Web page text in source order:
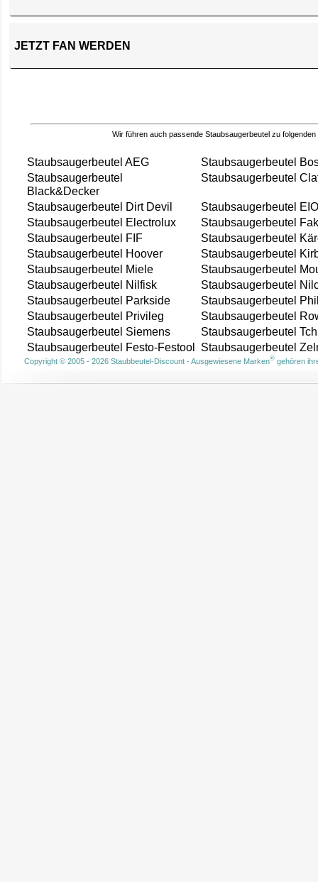
JETZT FAN WERDEN
Wir führen auch passende Staubsaugerbeutel zu folgenden
Staubsaugerbeutel AEG
Staubsaugerbeutel
Staubsaugerbeutel
Black&Decker
Staubsaugerbeutel
Staubsaugerbeutel Dirt Devil
Staubsaugerbeutel
Staubsaugerbeutel Electrolux
Staubsaugerbeutel
Staubsaugerbeutel FIF
Staubsaugerbeutel
Staubsaugerbeutel Hoover
Staubsaugerbeutel
Staubsaugerbeutel Miele
Staubsaugerbeutel
Staubsaugerbeutel Nilfisk
Staubsaugerbeutel
Staubsaugerbeutel Parkside
Staubsaugerbeutel
Staubsaugerbeutel Privileg
Staubsaugerbeutel
Staubsaugerbeutel Siemens
Staubsaugerbeutel
Staubsaugerbeutel Festo-Festool
Staubsaugerbeutel
Copyright © 2005 - 2026 Staubbeutel-Discount - Ausgewiesene Marken®gehören